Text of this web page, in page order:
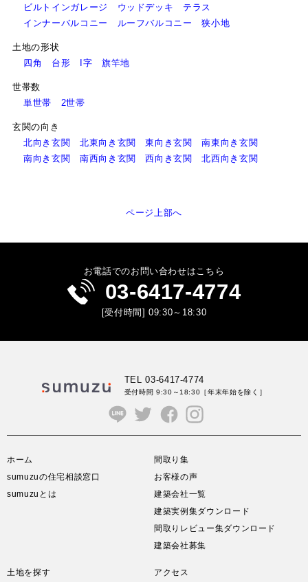
ビルトインガレージ ウッドデッキ テラス
インナーバルコニー ルーフバルコニー狭小地
土地の形状
四角 台形 I字 旗竿地
世帯数
単世帯 2世帯
玄関の向き
北向き玄関 北東向き玄関東向き玄関南東向き玄関
南向き玄関 南西向き玄関西向き玄関北西向き玄関
ページ上部へ
お電話でのお問い合わせはこちら
03-6417-4774
[受付時間] 09:30～18:30
TEL 03-6417-4774
受付時間 9:30～18:30 ［年末年始を除く］
ホーム
sumuzuの住宅相談窓口
sumuzuとは
間取り集
お客様の声
建築会社一覧
建築実例集ダウンロード
間取りレビュー集ダウンロード
建築会社募集
土地を探す アクセス